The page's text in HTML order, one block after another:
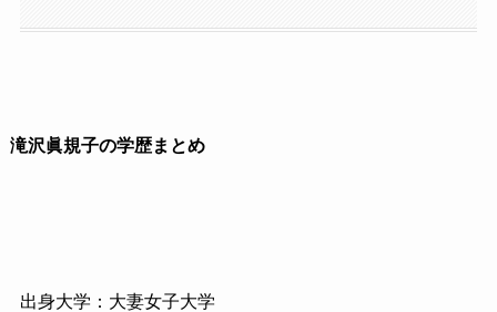
滝沢眞規子の学歴まとめ
出身大学：大妻女子大学